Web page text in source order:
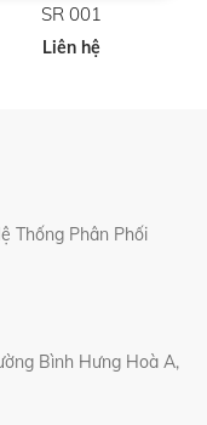
SR 001
Liên hệ
Thống Phân Phối
Bình Hưng Hoà A,